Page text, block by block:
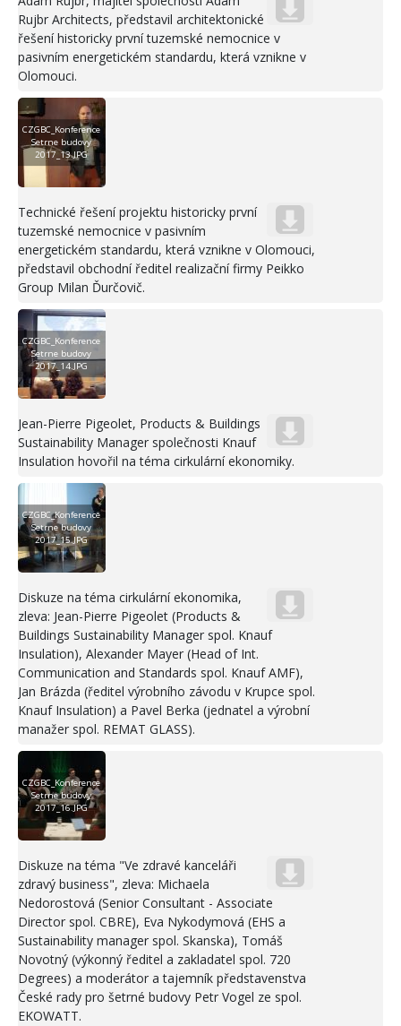
Rujbr Architects, představil architektonické
řešení historicky první tuzemské nemocnice v
pasivním energetickém standardu, která vznikne v
Olomouci.
CZGBC_Konference
Setrne budovy
2017_13.JPG
Technické řešení projektu historicky první
tuzemské nemocnice v pasivním
energetickém standardu, která vznikne v Olomouci,
představil obchodní ředitel realizační firmy Peikko
Group Milan Ďurčovič.
CZGBC_Konference
Setrne budovy
2017_14.JPG
Jean-Pierre Pigeolet, Products & Buildings
Sustainability Manager společnosti Knauf
Insulation hovořil na téma cirkulární ekonomiky.
CZGBC_Konference
Setrne budovy
2017_15.JPG
Diskuze na téma cirkulární ekonomika,
zleva: Jean-Pierre Pigeolet (Products &
Buildings Sustainability Manager spol. Knauf
Insulation), Alexander Mayer (Head of Int.
Communication and Standards spol. Knauf AMF),
Jan Brázda (ředitel výrobního závodu v Krupce spol.
Knauf Insulation) a Pavel Berka (jednatel a výrobní
manažer spol. REMAT GLASS).
CZGBC_Konference
Setrne budovy
2017_16.JPG
Diskuze na téma "Ve zdravé kanceláři
zdravý business", zleva: Michaela
Nedorostová (Senior Consultant - Associate
Director spol. CBRE), Eva Nykodymová (EHS a
Sustainability manager spol. Skanska), Tomáš
Novotný (výkonný ředitel a zakladatel spol. 720
Degrees) a moderátor a tajemník představenstva
České rady pro šetrné budovy Petr Vogel ze spol.
EKOWATT.